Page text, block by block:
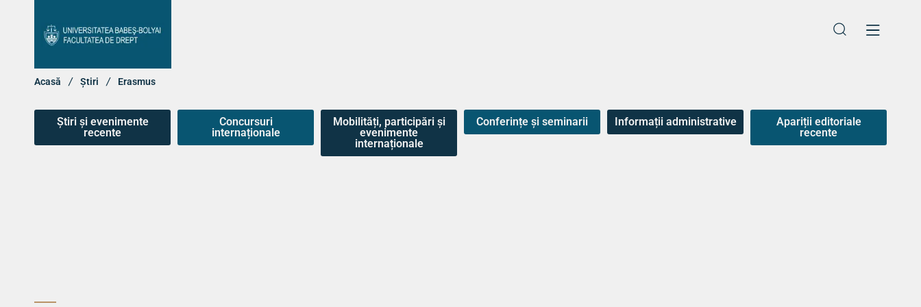
Acasă Știri Erasmus
Știri și evenimente
recente
Concursuri
internaționale
Mobilități, participări și
evenimente
internaționale
Conferințe și seminarii Informații administrative
Apariții editoriale
recente